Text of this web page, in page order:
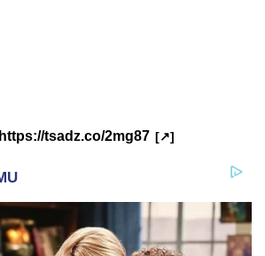
https://tsadz.co/2mg87